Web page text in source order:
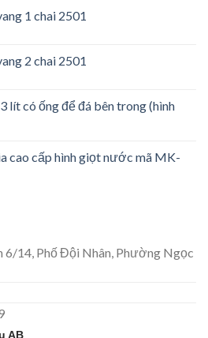
1 chai 2501
2 chai 2501
lít có ống để đá bên trong (hình
cao cấp hình giọt nước mã MK-
6/14, Phố Đội Nhân, Phường Ngọc
AB